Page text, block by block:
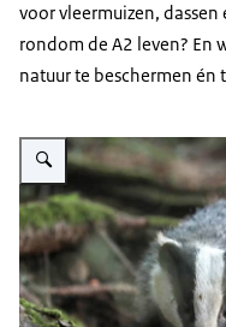
voor vleermuizen,
rondom de A2 leven? En
natuur te beschermen én
Vergroot afbeelding Das